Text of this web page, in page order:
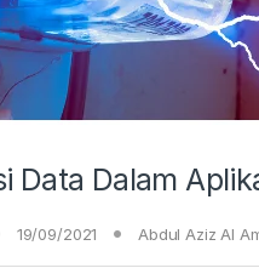
Data Dalam
19/09/2021 Abdul Aziz Al